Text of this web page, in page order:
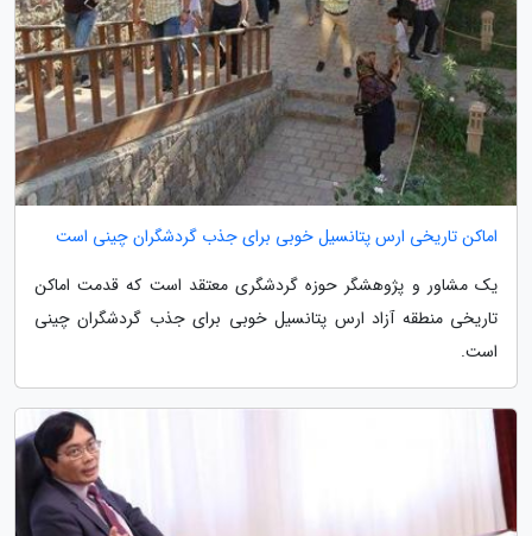
اماکن تاریخی ارس پتانسیل خوبی برای جذب گردشگران چینی است
یک مشاور و پژوهشگر حوزه گردشگری معتقد است که قدمت اماکن
تاریخی منطقه آزاد ارس پتانسیل خوبی برای جذب گردشگران چینی
است.